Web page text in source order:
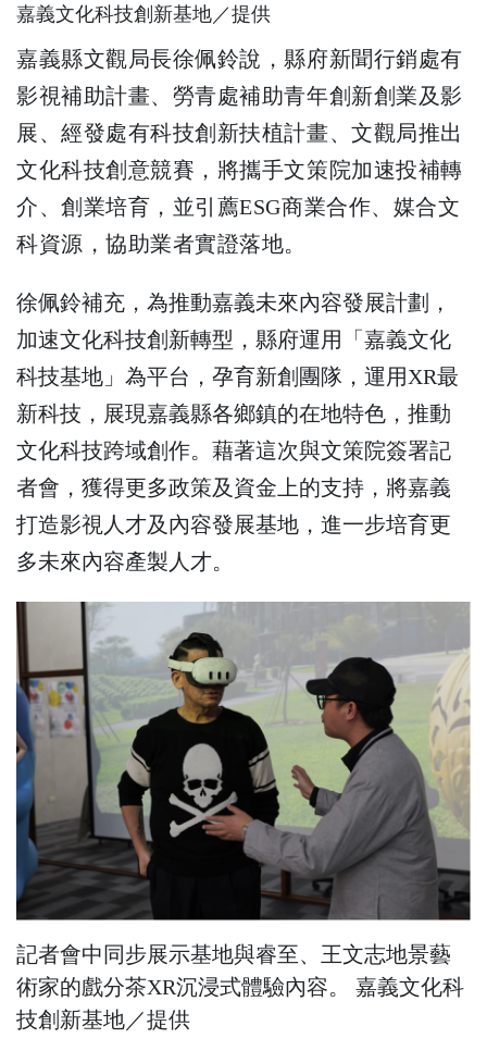
嘉義文化科技創新基地／提供
嘉義縣文觀局長徐佩鈴說，縣府新聞行銷處有
影視補助計畫、勞青處補助青年創新創業及影
展、經發處有科技創新扶植計畫、文觀局推出
文化科技創意競賽，將攜手文策院加速投補轉
介、創業培育，並引薦ESG商業合作、媒合文
科資源，協助業者實證落地。
徐佩鈴補充，為推動嘉義未來內容發展計劃，
加速文化科技創新轉型，縣府運用「嘉義文化
科技基地」為平台，孕育新創團隊，運用XR最
新科技，展現嘉義縣各鄉鎮的在地特色，推動
文化科技跨域創作。藉著這次與文策院簽署記
者會，獲得更多政策及資金上的支持，將嘉義
打造影視人才及內容發展基地，進一步培育更
多未來內容產製人才。
記者會中同步展示基地與睿至、王文志地景藝
術家的戲分茶XR沉浸式體驗內容。 嘉義文化科
技創新基地／提供